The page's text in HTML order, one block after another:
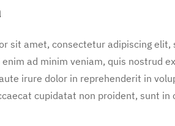
sit amet, consectetur adipiscing
enim ad minim veniam, quis nostrud
irure dolor in reprehenderit in
cupidatat non proident, sunt